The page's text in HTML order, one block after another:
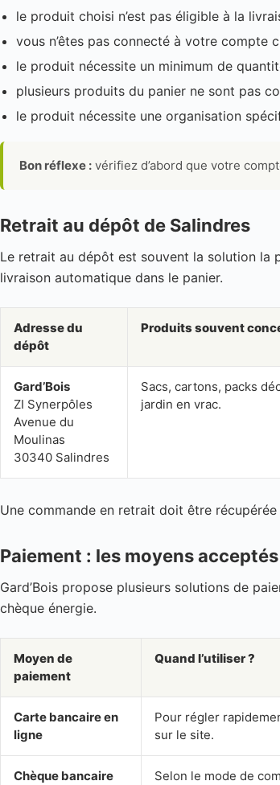
le produit choisi n’est pas éligible à la
vous n’êtes pas connecté à votre compte
le produit nécessite un minimum de
plusieurs produits du panier ne sont pas
le produit nécessite une organisation
Bon réflexe : vérifiez d’abord que votre
Retrait au dépôt de Salindres
Le retrait au dépôt est souvent la solution la
livraison automatique dans le panier.
Adresse du
dépôt
Produits souvent
Gard’Bois
ZI Synerpôles
Avenue du
Moulinas
30340 Salindres
Sacs, cartons, packs
jardin en vrac.
Une commande en retrait doit être
Paiement : les moyens acceptés
Gard’Bois propose plusieurs solutions de
chèque énergie.
Moyen de
paiement
Quand l’utiliser ?
Carte bancaire en
ligne
Pour régler
sur le site.
Chèque bancaire Selon le mode de